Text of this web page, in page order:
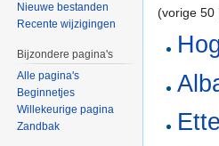
(vorige 50
Nieuwe bestanden
Recente wijzigingen
Bijzondere pagina's
Alle pagina's
Beginnetjes
Willekeurige pagina
Zandbak